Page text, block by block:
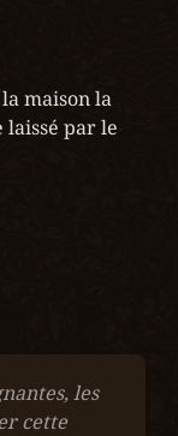
la maison la
laissé par le
les
cette